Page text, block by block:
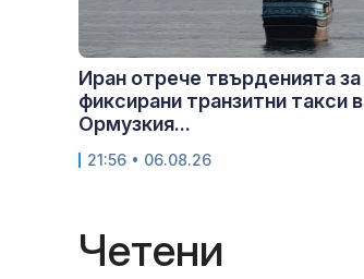
Иран отрече твърденията за
фиксирани транзитни такси в
Ормузкия...
21:56 • 06.08.26
Четени